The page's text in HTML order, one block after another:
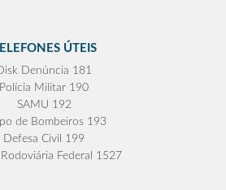
ÚTEIS
Denúncia 181
Polícia Militar 190
SAMU 192
de Bombeiros 193
Defesa Civil 199
Rodoviária Federal 1527